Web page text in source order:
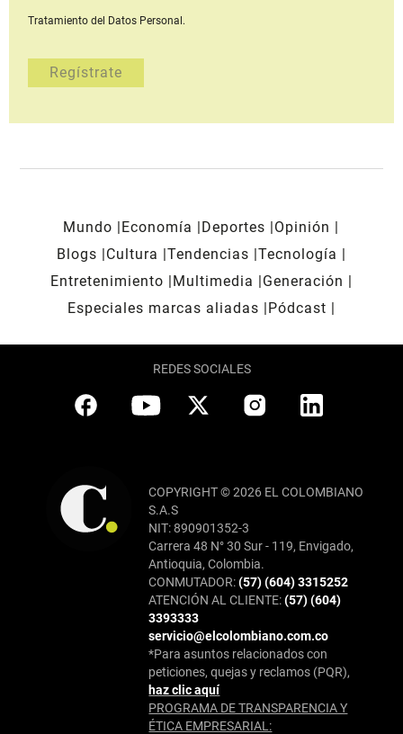
Tratamiento del Datos Personal.
Mundo Economía Deportes
Opinión
Blogs
Cultura Tendencias Tecnología
Entretenimiento
Multimedia
Generación
Especiales marcas aliadas
Pódcast
REDES SOCIALES
COPYRIGHT © 2026 EL COLOMBIANO
S.A.S
NIT: 890901352-3
Carrera 48 N° 30 Sur - 119, Envigado,
Antioquia, Colombia.
CONMUTADOR:(57) (604) 3315252
ATENCIÓN AL CLIENTE:(57) (604)
3393333
servicio@elcolombiano.com.co
*Para asuntos relacionados con
peticiones, quejas y reclamos (PQR),
haz clic aquí
PROGRAMA DE TRANSPARENCIA Y
ÉTICA EMPRESARIAL: